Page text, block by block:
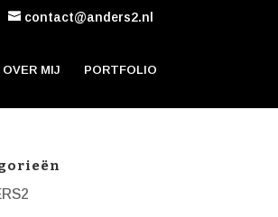
contact@anders2.nl
OVER MIJ PORTFOLIO